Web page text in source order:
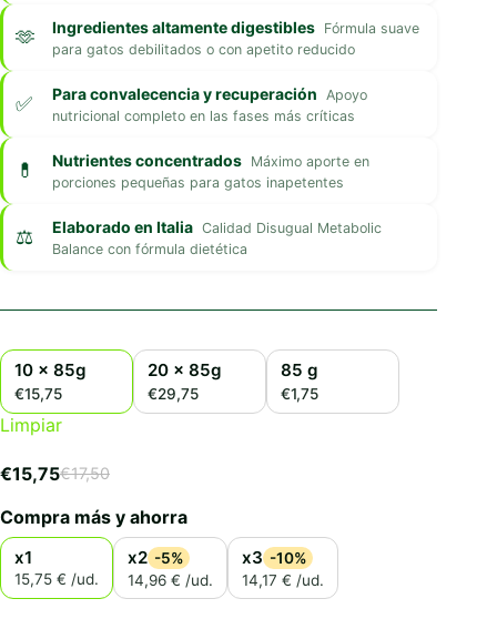
Ingredientes altamente digestibles Fórmula suave
para gatos debilitados o con apetito reducido
Para convalecencia y recuperación
Apoyo
nutricional completo en las fases más críticas
Nutrientes concentrados Máximo aporte en
porciones pequeñas para gatos inapetentes
Elaborado en Italia Calidad Disugual Metabolic
Balance con fórmula dietética
10 x 85g
€15,75
20 x 85g
€29,75
85 g
€1,75
Limpiar
€17,50
El
precio
original
€17,50.
€15,75El
precio
actual
€15,75.
Compra más y ahorra
x1
15,75 € /ud.
x2 -5%
14,96 € /ud.
x3 -10%
14,17 € /ud.